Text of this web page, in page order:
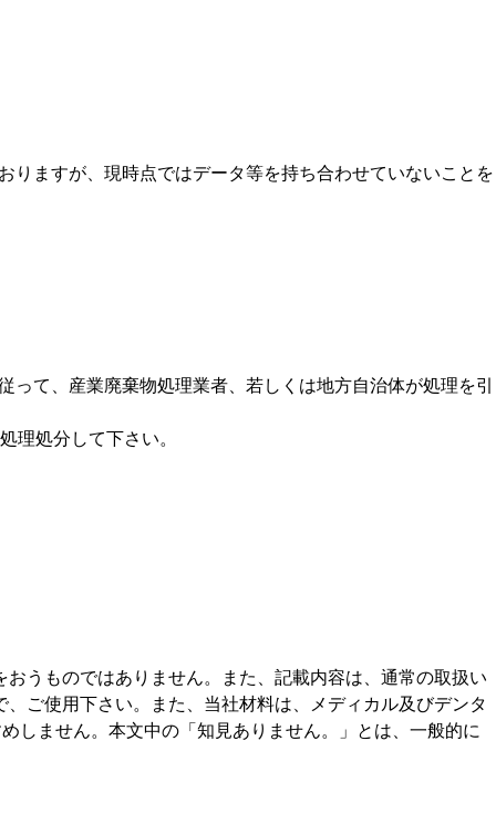
りますが、現時点ではデータ等を持ち合わせていないことを
て、産業廃棄物処理業者、若しくは地方自治体が処理を引
理処分して下さい。
うものではありません。また、記載内容は、通常の取扱い
ご使用下さい。また、当社材料は、メディカル及びデンタ
しません。本文中の「知見ありません。」とは、一般的に